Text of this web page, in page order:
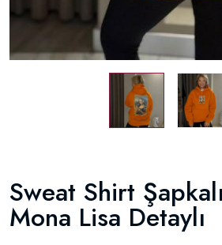
Sweat Shirt
Mona Lisa Detaylı